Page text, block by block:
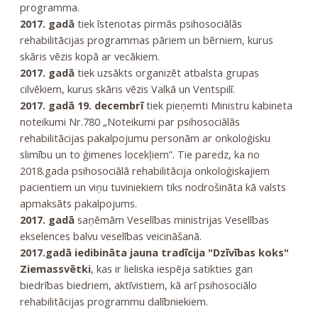
programma.
2017. gadātiek īstenotas pirmās psihosociālās
rehabilitācijas programmas pāriem un bērniem, kurus
skāris vēzis kopā ar vecākiem.
2017. gadātiek uzsākts organizēt atbalsta grupas
cilvēkiem, kurus skāris vēzis Valkā un Ventspilī.
2017. gadā 19. decembrītiek pieņemti Ministru kabineta
noteikumi Nr.780 „Noteikumi par psihosociālās
rehabilitācijas pakalpojumu personām ar onkoloģisku
slimību un to ģimenes locekļiem”. Tie paredz, ka no
2018.gada psihosociālā rehabilitācija onkoloģiskajiem
pacientiem un viņu tuviniekiem tiks nodrošināta kā valsts
apmaksāts pakalpojums.
2017. gadāsaņēmām Veselības ministrijas Veselības
ekselences balvu veselības veicināšanā.
2017.gadā iedibināta jauna tradīcija "Dzīvības koks"
Ziemassvētki, kas ir lieliska iespēja satikties gan
biedrības biedriem, aktīvistiem, kā arī psihosociālo
rehabilitācijas programmu dalībniekiem.